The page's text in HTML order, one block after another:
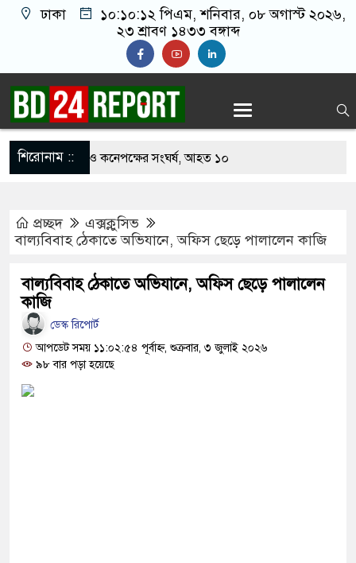
ঢাকা ১০:১০:১৩ পিএম, শনিবার, ০৮ অগাস্ট ২০২৬,
২৩ শ্রাবণ ১৪৩৩ বঙ্গাব্দ
শিরোনাম ::
খাবার নিয়ে বর ও কনেপক্ষের সংঘর্ষ, আহত ১০
শঙ্কায় দেশজুড়ে পুলিশের সতর্কতা জারি
যুবদল সভাপতি আটক, ভিডিও ভাইরাল
দায়ী থাকবে জামায়াত-এনসিপি: রাশেদ খাঁন
দিলেন জামায়াত বহিষ্কাকৃত গাজী নজরুলের ১২
প্রচ্ছদ
এক্সক্লুসিভ
বাল্যবিবাহ ঠেকাতে অভিযানে, অফিস ছেড়ে পালালেন কাজি
বাল্যবিবাহ ঠেকাতে অভিযানে, অফিস ছেড়ে পালালেন
কাজি
ডেস্ক রিপোর্ট
আপডেট সময় ১১:০২:৫৪ পূর্বাহ্ন, শুক্রবার, ৩ জুলাই ২০২৬
৯৮ বার পড়া হয়েছে